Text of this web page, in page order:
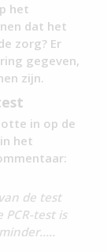
het
dat het
zorg? Er
gegeven,
zijn.
in op de
het
de test
PCR-test is